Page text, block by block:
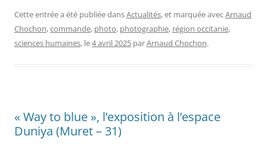
Cette entrée a été publiée dansActualités, et marquée avecArnaud
Chochon,commande, photo, photographie, région occitanie,
sciences humaines, le4 avril 2025 parArnaud Chochon.
« Way to blue », l’exposition à l’espace
Duniya (Muret – 31)